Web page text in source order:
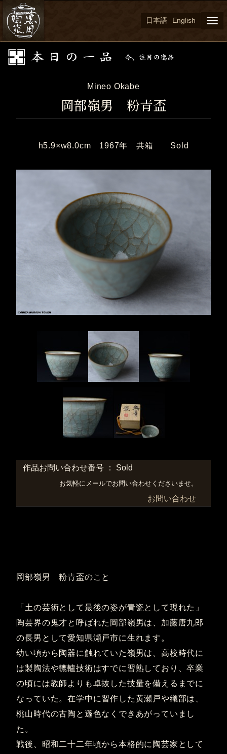
日本語 English
Mineo Okabe
岡部嶺男 粉青盃
h5.9×w8.0cm 1967年 共箱 Sold
作品お問い合わせ番号 ： Sold
お気軽にメールでお問い合わせくださいませ。
お問い合わせ
岡部嶺男 粉青盃のこと
「土の芸術として最後の姿が青瓷として現れた」
陶芸界の鬼才と呼ばれた岡部嶺男は、加藤唐九郎
の長男として愛知県瀬戸市に生れます。
幼い頃から陶器に触れていた嶺男は、高校時代に
は製陶法や轆轤技術はすでに習熟しており、卒業
の頃には教師よりも卓抜した技量を備えるまでに
なっていた。在学中に習作した黄瀬戸や織部は、
桃山時代の古陶と遜色なくできあがっていまし
た。
戦後、昭和二十二年頃から本格的に陶芸家として